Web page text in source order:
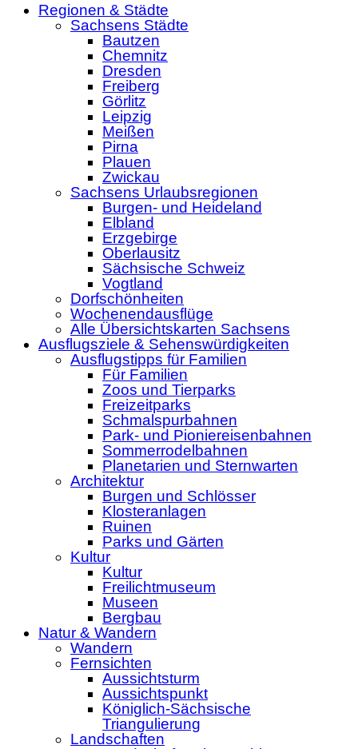
Regionen & Städte
Sachsens Städte
Bautzen
Chemnitz
Dresden
Freiberg
Görlitz
Leipzig
Meißen
Pirna
Plauen
Zwickau
Sachsens Urlaubsregionen
Burgen- und Heideland
Elbland
Erzgebirge
Oberlausitz
Sächsische Schweiz
Vogtland
Dorfschönheiten
Wochenendausflüge
Alle Übersichtskarten Sachsens
Ausflugsziele & Sehenswürdigkeiten
Ausflugstipps für Familien
Für Familien
Zoos und Tierparks
Freizeitparks
Schmalspurbahnen
Park- und Pioniereisenbahnen
Sommerrodelbahnen
Planetarien und Sternwarten
Architektur
Burgen und Schlösser
Klosteranlagen
Ruinen
Parks und Gärten
Kultur
Kultur
Freilichtmuseum
Museen
Bergbau
Natur & Wandern
Wandern
Fernsichten
Aussichtsturm
Aussichtspunkt
Königlich-Sächsische
Triangulierung
Landschaften